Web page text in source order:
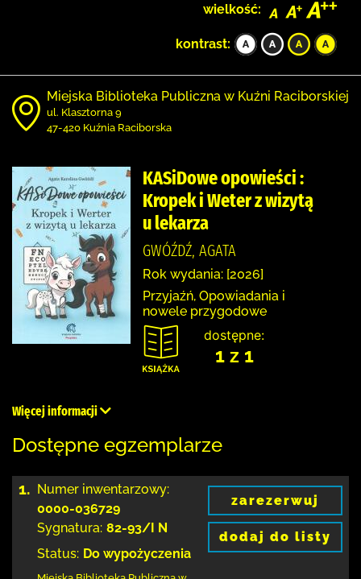
wielkość:
kontrast:
Miejska Biblioteka Publiczna w Kuźni Raciborskiej
ul. Klasztorna 9
47-420 Kuźnia Raciborska
KASiDowe opowieści :
Kropek i Weter z wizytą
u lekarza
GWÓŹDŹ, AGATA
Rok wydania: [2026]
Przyjaźń, Opowiadania i
nowele przygodowe
dostępne:
1 z 1
Więcej informacji
Dostępne egzemplarze
1. Numer inwentarzowy:
0000-036729
Sygnatura: 82-93/I N
Status: Do wypożyczenia
zarezerwuj
dodaj do listy